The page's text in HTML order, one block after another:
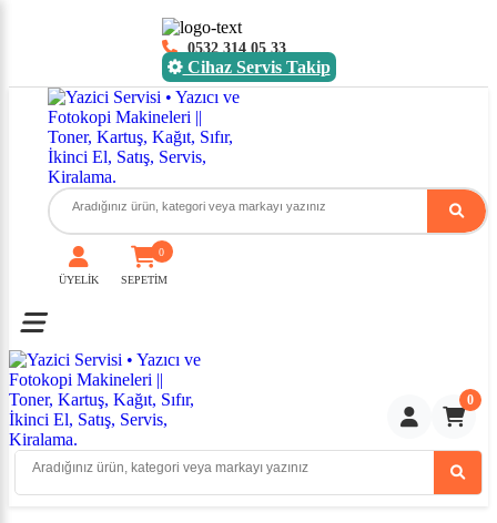
0532 314 05 33
Cihaz Servis Takip
ÜYELİK SEPETİM
0
Toggle mobile menu
0